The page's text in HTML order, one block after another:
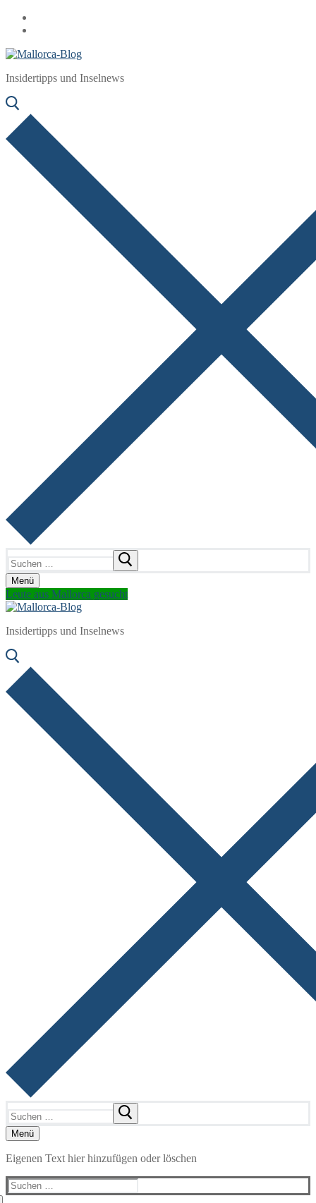
Zum
Inhalt
Menü
Schließen
Insidertipps und Inselnews
nach:
Menü
Leute aus Mallorca gesucht
Insidertipps und Inselnews
nach:
Menü
Eigenen Text hier hinzufügen oder löschen
Suchen
nach: